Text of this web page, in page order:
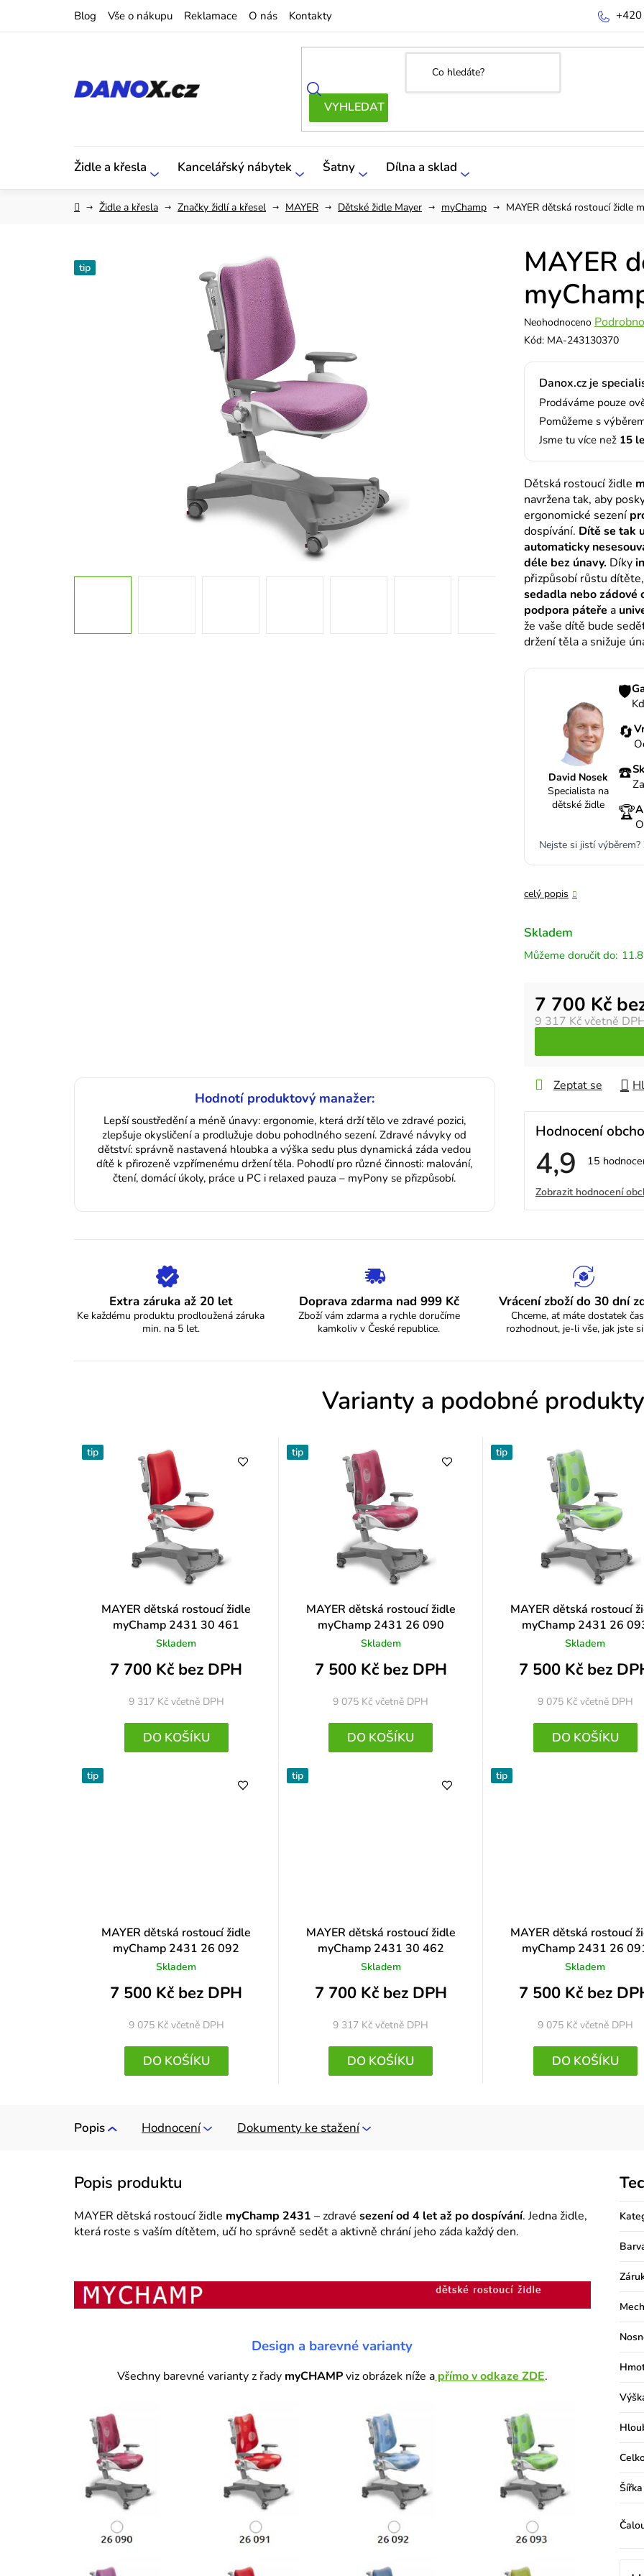
Blog Vše o nákupu Reklamace O nás Kontakty
Židle a křesla Kancelářský nábytek Šatny Dílna a sklad
DomůŽidle a křesla Značky židlí a křesel MAYER Dětské židle Mayer myChamp MAYER dětská rostoucí židle
MAYER
Průměrné
hodnocení
je
0,0
hvězdiček.
Neohodnoceno
Kód: MA-243130370
Danox.cz je
Prodáváme pouze
Pomůžeme s
Jsme tu více než 15
Dětská rostoucí židle
navržena tak, aby
ergonomické sezení
dospívání. Dítě se tak
automaticky
déle bez únavy.Díky
přizpůsobí růstu
sedadla nebo zádové
podpora páteře a
že vaše dítě bude
držení těla a snižuje
David Nosek
Specialista na
dětské židle
🛡️
🔄
☎️
🏆
Nejste si jistí výběrem?
celý popis
Skladem
9 317 Kčvčetně
7 700 Kč
Měrná cena:
Zeptat se
Hodnocení
4,9 Průměrné
obchodu
je
4,9
hvězdiček.
15
V
ý
p
s
h
o
d
n
o
Zobrazit hodnocení
tip
Hodnotí produktový manažer:
Lepší soustředění a méně únavy: ergonomie, která drží tělo ve zdravé pozici,
zlepšuje okysličení a prodlužuje dobu pohodlného sezení. Zdravé návyky od
dětství: správně nastavená hloubka a výška sedu plus dynamická záda vedou
dítě k přirozeně vzpřímenému držení těla. Pohodlí pro různé činnosti: malování,
čtení, domácí úkoly, práce u PC i relaxed pauza – myPony se přizpůsobí.
Extra záruka až 20 let
Ke každému produktu prodloužená záruka
min. na 5 let.
Doprava zdarma nad 999 Kč
Zboží vám zdarma a rychle doručíme
kamkoliv v České republice.
Vrácení zboží do 30 dní
Chceme, ať máte dostatek
rozhodnout, je-li vše, jak jste
Varianty a podobné produkty
tip
MAYER dětská rostoucí židle
myChamp 2431 30 461
Skladem
7 700 Kč bez DPH
9 317 Kč včetně DPH
DO KOŠÍKU
tip
MAYER dětská rostoucí židle
myChamp 2431 26 090
Skladem
7 500 Kč bez DPH
9 075 Kčvčetně DPH
DO KOŠÍKU
tip
MAYER dětská rostoucí
myChamp 2431 26
Skladem
7 500 Kč bez
9 075 Kč včetně DPH
DO KOŠÍKU
tip
MAYER dětská rostoucí židle
myChamp 2431 26 092
Skladem
7 500 Kč bez DPH
9 075 Kč včetně DPH
DO KOŠÍKU
tip
MAYER dětská rostoucí židle
myChamp 2431 30 462
Skladem
7 700 Kč bez DPH
9 317 Kčvčetně DPH
DO KOŠÍKU
tip
MAYER dětská rostoucí
myChamp 2431 26
Skladem
7 500 Kč bez
9 075 Kč včetně DPH
DO KOŠÍKU
Popis Dokumenty ke stažení
Hodnocení
MAYER dětská rostoucí židle myChamp 2431 – zdravé sezení od 4 let až po dospívání. Jedna židle,
která roste s vaším dítětem, učí ho správně sedět a aktivně chrání jeho záda každý den.
Design a barevné varianty
Všechny barevné varianty z řady myCHAMPviz obrázek níže apřímo v odkaze ZDE.